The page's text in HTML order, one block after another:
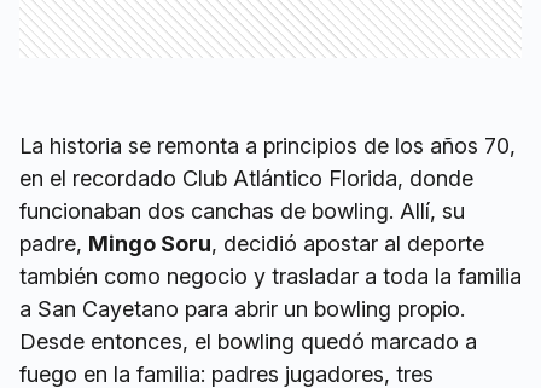
La historia se remonta a principios de los años 70,
en el recordado Club Atlántico Florida, donde
funcionaban dos canchas de bowling. Allí, su
padre, Mingo Soru, decidió apostar al deporte
también como negocio y trasladar a toda la familia
a San Cayetano para abrir un bowling propio.
Desde entonces, el bowling quedó marcado a
fuego en la familia: padres jugadores, tres